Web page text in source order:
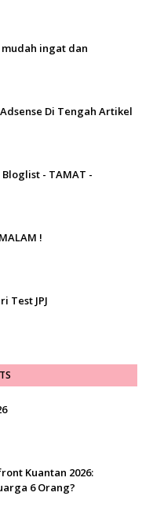
mudah ingat dan
Di Tengah Artikel
- TAMAT -
!
Test JPJ
Kuantan 2026:
6 Orang?